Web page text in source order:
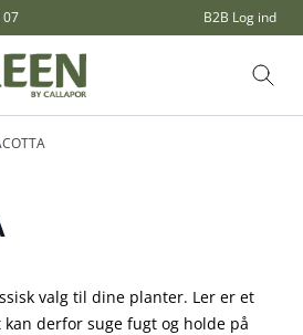
07 B2B Log ind
Søg
valg til dine planter. Ler er et
derfor suge fugt og holde på